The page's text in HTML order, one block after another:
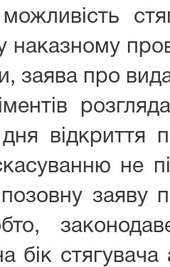
наказному
заява про
відкриття
не
заяву
бік